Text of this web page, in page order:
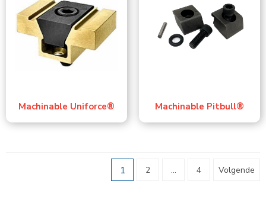
Machinable Uniforce® Machinable Pitbull®
1 2 ... 4 Volgende